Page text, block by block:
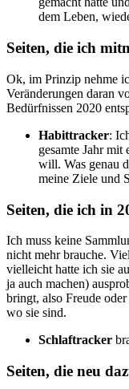
dem Leben,
Seiten, die ich
Ok, im Prinzip nehme
Veränderungen daran
Bedürfnissen 2020
Habittracker:
gesamte Jahr
will. Was genau
meine Ziele und
Seiten, die ich in
Ich muss keine
nicht mehr brauche.
vielleicht hatte ich sie
ja auch machen)
bringt, also Freude
wo sie sind.
Schlaftracker
Seiten, die neu